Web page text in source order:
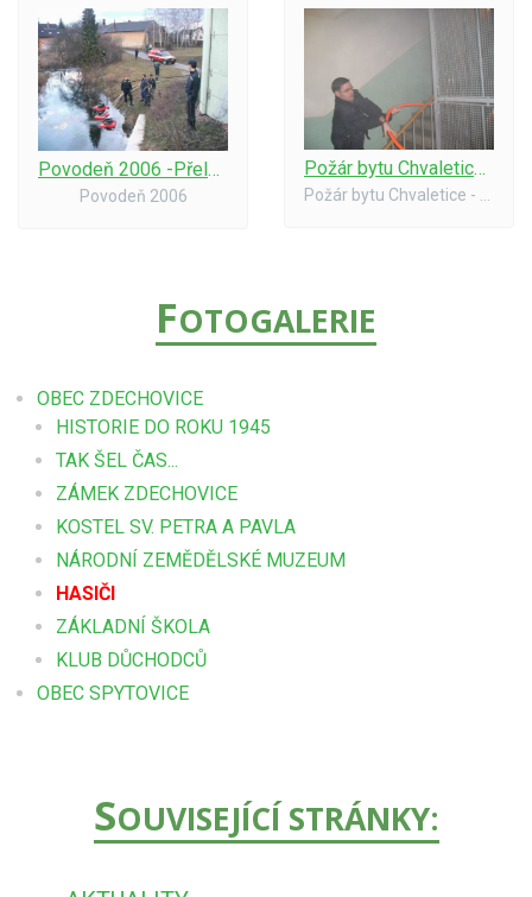
Povodeň 2006 -Přelouč-5
Povodeň 2006
Požár bytu Chvaletice - 31.1.07 #01
FOTOGALERIE
OBEC ZDECHOVICE
HISTORIE DO ROKU 1945
TAK ŠEL ČAS...
ZÁMEK ZDECHOVICE
KOSTEL SV. PETRA A PAVLA
NÁRODNÍ ZEMĚDĚLSKÉ MUZEUM
HASIČI
ZÁKLADNÍ ŠKOLA
KLUB DŮCHODCŮ
OBEC SPYTOVICE
SOUVISEJÍCÍ STRÁNKY: